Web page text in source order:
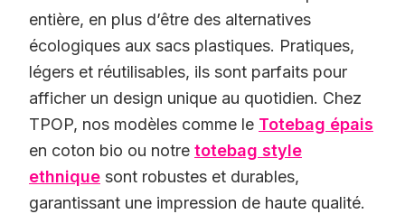
entière, en plus d’être des alternatives
écologiques aux sacs plastiques. Pratiques,
légers et réutilisables, ils sont parfaits pour
afficher un design unique au quotidien. Chez
TPOP, nos modèles comme le Totebag épais
en coton bio ou notre totebag style
ethnique sont robustes et durables,
garantissant une impression de haute qualité.